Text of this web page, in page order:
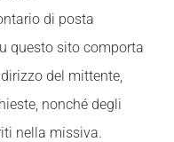
di posta
questo sito comporta
del mittente,
nonché degli
nella missiva.